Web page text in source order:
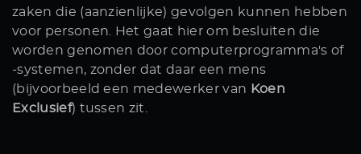
zaken die (aanzienlijke) gevolgen kunnen hebben
voor personen. Het gaat hier om besluiten die
worden genomen door computerprogramma's of
-systemen, zonder dat daar een mens
(bijvoorbeeld een medewerker van Koen
Exclusief) tussen zit.